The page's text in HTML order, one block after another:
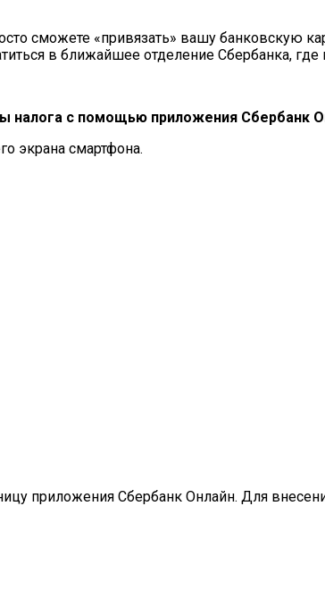
сможете «привязать» вашу банковскую
в ближайшее отделение Сбербанка, где
налога с помощью приложения Сбербанк
экрана смартфона.
приложения Сбербанк Онлайн. Для